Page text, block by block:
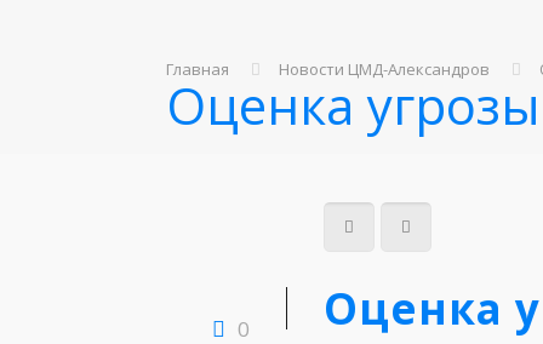
Главная Новости ЦМД-Александров
Оценка
0 Оценка